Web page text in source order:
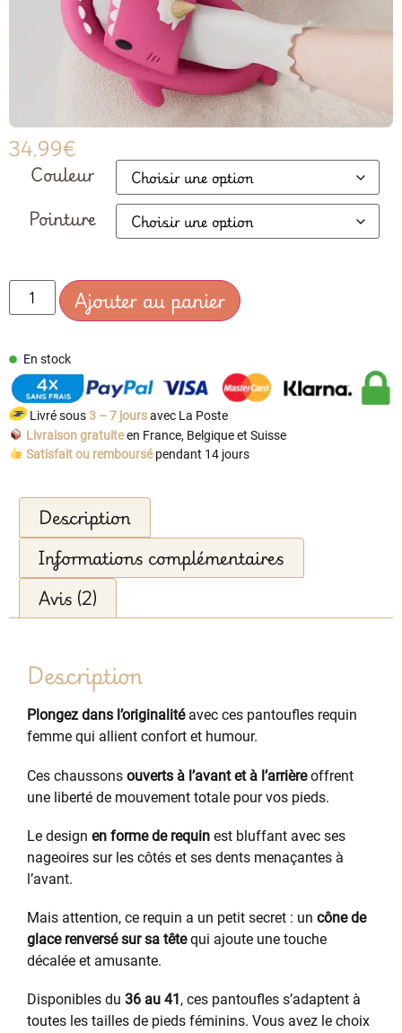
34.99€
Couleur
Pointure
Ajouter au panier
En stock
Livré sous3 – 7 joursavec La Poste
Livraison gratuiteen France, Belgique et Suisse
Satisfait ou remboursépendant 14 jours
Description
Informations complémentaires
Avis (2)
Description
Plongez dans l’originalitéavec ces pantoufles requin
femme qui allient confort et humour.
Ces chaussons ouverts à l’avant et à l’arrièreoffrent
une liberté de mouvement totale pour vos pieds.
Le design en forme de requin est bluffant avec ses
nageoires sur les côtés et ses dents menaçantes à
l’avant.
Mais attention, ce requin a un petit secret : un cône de
glace renversé sur sa têtequi ajoute une touche
décalée et amusante.
Disponibles du 36 au 41 , ces pantoufles s’adaptent à
toutes les tailles de pieds féminins. Vous avez le choix